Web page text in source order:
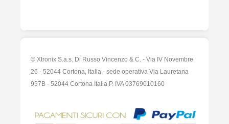
© Xtronix S.a.s. Di Russo Vincenzo & C. - Via IV Novembre
26 - 52044 Cortona, Italia - sede operativa Via Lauretana
957B - 52044 Cortona Italia P. IVA 03769010160